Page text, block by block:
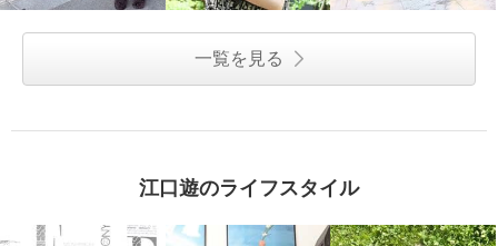
一覧を見る
江口遊のライフスタイル